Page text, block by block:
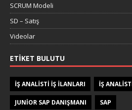
SCRUM Modeli
SD – Satış
Videolar
ETIKET BULUTU
IŞ ANALISTI IŞ ILANLARI IŞ
JUNIOR SAP DANIŞMANI SAP